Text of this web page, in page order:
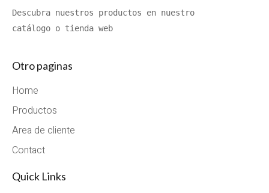
Descubra nuestros productos en nuestro
catálogo o tienda web
Otro paginas
Home
Productos
Area de cliente
Contact
Quick Links